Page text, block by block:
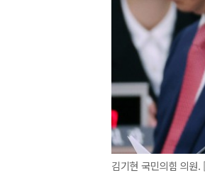
김기현 국민의힘 의원